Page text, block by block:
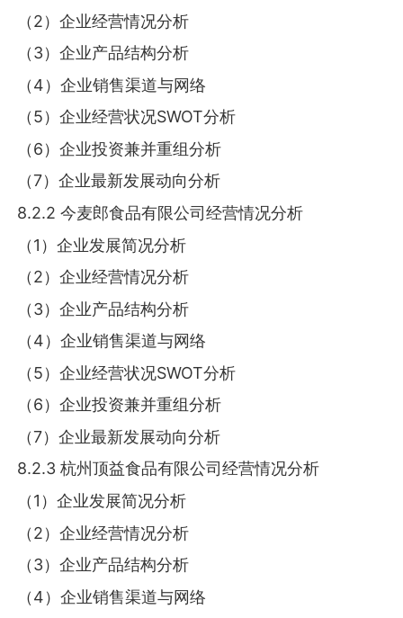
（2）企业经营情况分析
（3）企业产品结构分析
（4）企业销售渠道与网络
（5）企业经营状况SWOT分析
（6）企业投资兼并重组分析
（7）企业最新发展动向分析
8.2.2 今麦郎食品有限公司经营情况分析
（1）企业发展简况分析
（2）企业经营情况分析
（3）企业产品结构分析
（4）企业销售渠道与网络
（5）企业经营状况SWOT分析
（6）企业投资兼并重组分析
（7）企业最新发展动向分析
8.2.3 杭州顶益食品有限公司经营情况分析
（1）企业发展简况分析
（2）企业经营情况分析
（3）企业产品结构分析
（4）企业销售渠道与网络